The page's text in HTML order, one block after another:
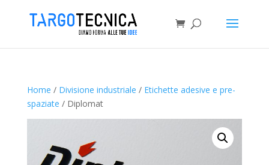
Home / Divisione industriale / Etichette adesive e pre-
spaziate / Diplomat